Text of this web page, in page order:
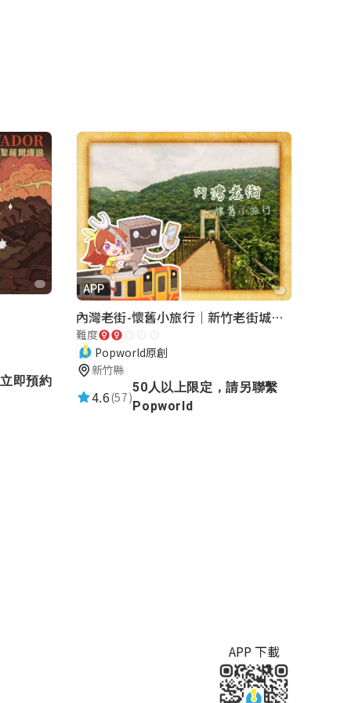
立即預約
APP
內灣老街-懷舊小旅行｜新竹老街城市解謎
難度
Popworld原創
新竹縣
4.6(57)
50人以上限定，請另聯繫
Popworld
APP 下載